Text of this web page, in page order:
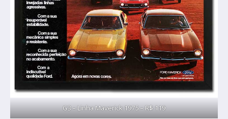
G3 – Linha Maverick 1975 – R$ 119